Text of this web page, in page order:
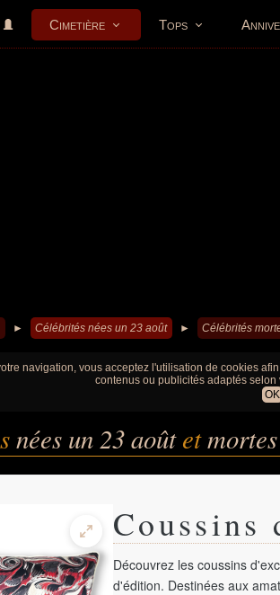
Cimetière Tops
► Célébrités nées un 23 août ► Célébrités
navigation, vous acceptez l'utilisation de cookies
contenus ou publicités adaptés selon
OK
nées un 23 aoûtet
Coussins
Découvrez les coussins
d'édition. Destinées aux